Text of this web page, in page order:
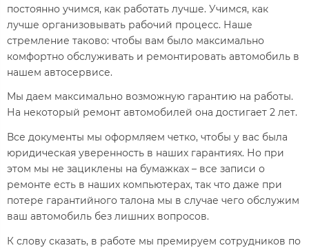
постоянно учимся, как работать лучше. Учимся, как
лучше организовывать рабочий процесс. Наше
стремление таково: чтобы вам было максимально
комфортно обслуживать и ремонтировать автомобиль в
нашем автосервисе.
Мы даем максимально возможную гарантию на работы.
На некоторый ремонт автомобилей она достигает 2 лет.
Все документы мы оформляем четко, чтобы у вас была
юридическая уверенность в наших гарантиях. Но при
этом мы не зациклены на бумажках – все записи о
ремонте есть в наших компьютерах, так что даже при
потере гарантийного талона мы в случае чего обслужим
ваш автомобиль без лишних вопросов.
К слову сказать, в работе мы премируем сотрудников по